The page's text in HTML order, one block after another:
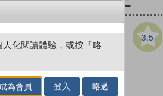
3.5
化閱讀體驗，或按「略
成為會員 登入 略過